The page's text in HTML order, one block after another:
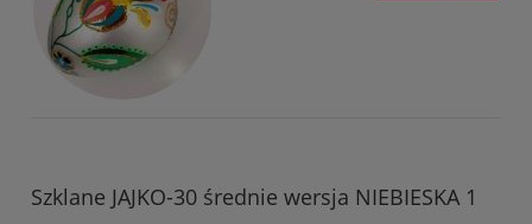
Szklane JAJKO-30 średnie wersja NIEBIESKA 1